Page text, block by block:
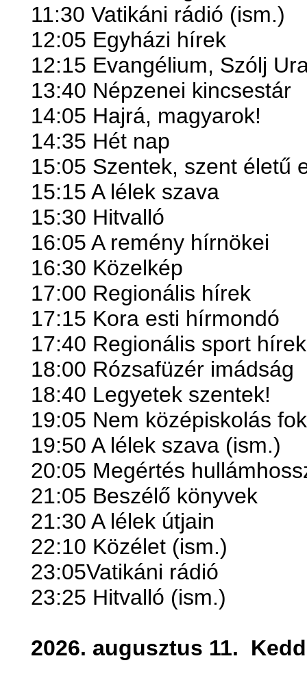
11:30 Vatikáni rádió (ism.)
12:05 Egyházi hírek
12:15 Evangélium, Szólj
13:40 Népzenei kincsestár
14:05 Hajrá, magyarok!
14:35 Hét nap
15:05 Szentek, szent életű
15:15 A lélek szava
15:30 Hitvalló
16:05 A remény hírnökei
16:30 Közelkép
17:00 Regionális hírek
17:15 Kora esti hírmondó
17:40 Regionális sport hírek
18:00 Rózsafüzér imádság
18:40 Legyetek szentek!
19:05 Nem középiskolás
19:50 A lélek szava (ism.)
20:05 Megértés
21:05 Beszélő könyvek
21:30 A lélek útjain
22:10 Közélet (ism.)
23:05Vatikáni rádió
23:25 Hitvalló (ism.)
2026. augusztus 11. Kedd